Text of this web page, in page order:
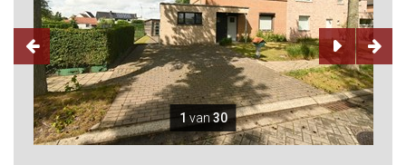
1 van 30